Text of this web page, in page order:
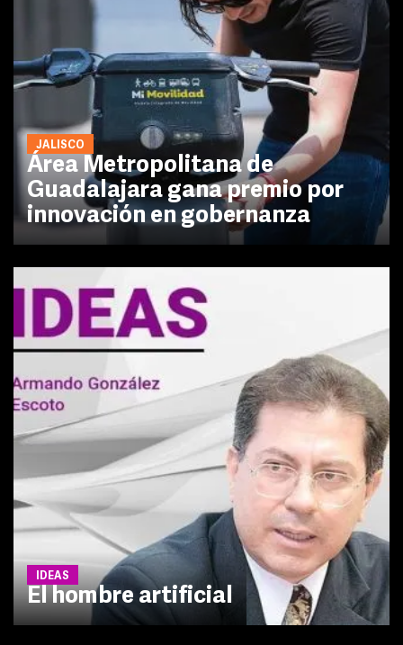
JALISCO
Área Metropolitana de
Guadalajara gana premio por
innovación en gobernanza
IDEAS
El hombre artificial